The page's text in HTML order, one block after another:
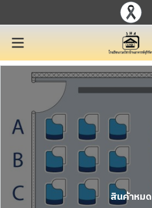
สินค้าหมด